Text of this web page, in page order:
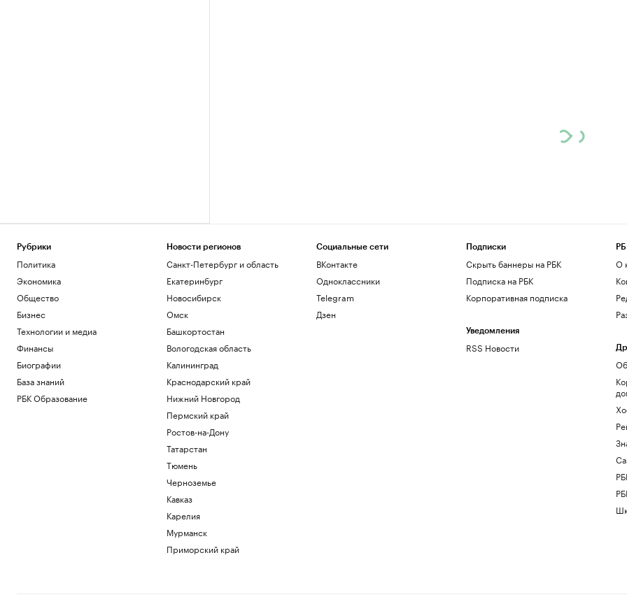
Рубрики
Политика
Экономика
Общество
Бизнес
Технологии и медиа
Финансы
Биографии
База знаний
РБК Образование
Новости регионов
Санкт-Петербург и область
Екатеринбург
Новосибирск
Омск
Башкортостан
Вологодская область
Калининград
Краснодарский край
Нижний Новгород
Пермский край
Ростов-на-Дону
Татарстан
Тюмень
Черноземье
Кавказ
Карелия
Мурманск
Приморский край
Социальные сети
ВКонтакте
Одноклассники
Telegram
Дзен
Подписки
Скрыть баннеры на РБК
Подписка на РБК
Корпоративная подписка
Уведомления
RSS Новости
О